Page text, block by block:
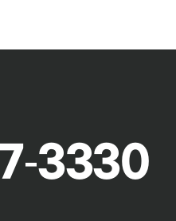
3330